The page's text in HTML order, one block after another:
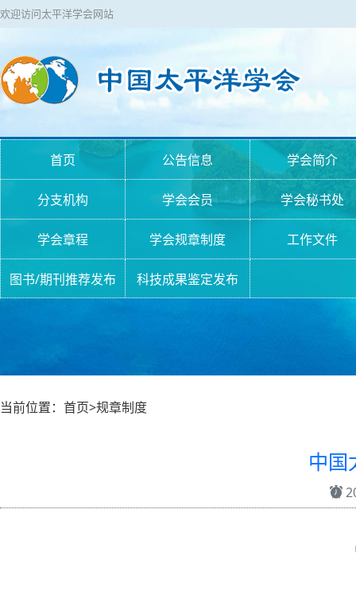
欢迎访问太平洋学会网站
首页 公告信息 学会简介
分支机构 学会会员 学会秘书处
学会章程 学会规章制度 工作文件
图书/期刊推荐发布 科技成果鉴定发布
当前位置：首页>规章制度
中国